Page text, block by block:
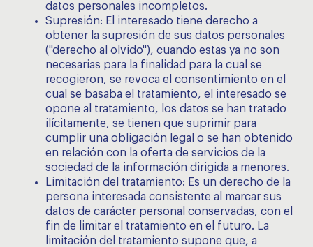
datos personales incompletos.
Supresión: El interesado tiene derecho a
obtener la supresión de sus datos personales
("derecho al olvido"), cuando estas ya no son
necesarias para la finalidad para la cual se
recogieron, se revoca el consentimiento en el
cual se basaba el tratamiento, el interesado se
opone al tratamiento, los datos se han tratado
ilícitamente, se tienen que suprimir para
cumplir una obligación legal o se han obtenido
en relación con la oferta de servicios de la
sociedad de la información dirigida a menores.
Limitación del tratamiento: Es un derecho de la
persona interesada consistente al marcar sus
datos de carácter personal conservadas, con el
fin de limitar el tratamiento en el futuro. La
limitación del tratamiento supone que, a